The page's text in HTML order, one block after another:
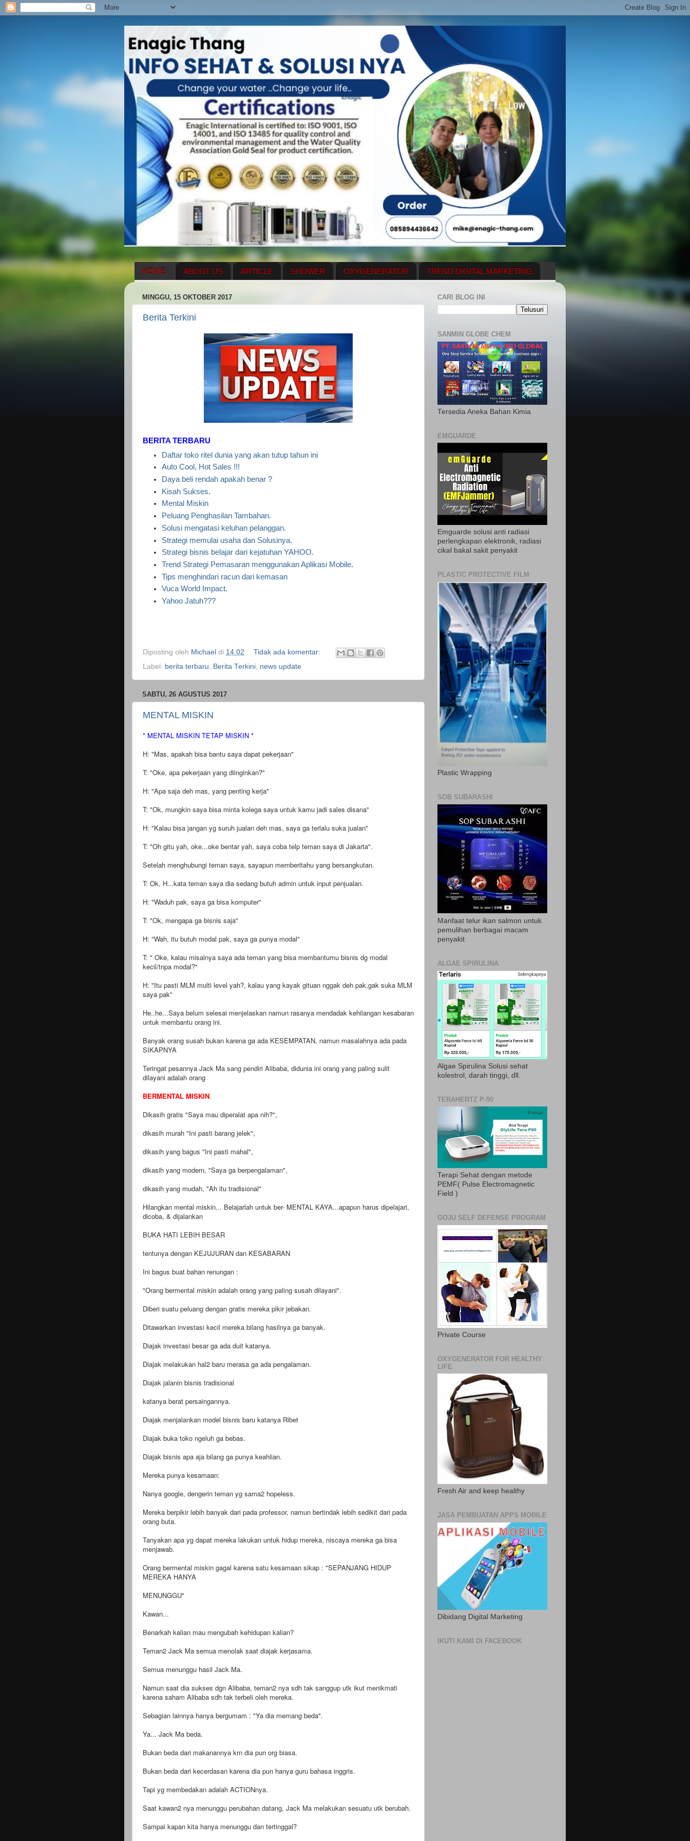
HOME ABOUT US ARTICLE SHOWER OXYGENERATOR TREND DIGITAL MARKETING
ENAGIC COMPENSATION PLAN MENUS
MINGGU, 15 OKTOBER 2017
Berita Terkini
BERITA TERBARU
Daftar toko ritel dunia yang akan tutup tahun ini
Auto Cool, Hot Sales !!!
Daya beli rendah apakah benar ?
Kisah Sukses.
Mental Miskin
Peluang Penghasilan Tambahan.
Solusi mengatasi keluhan pelanggan.
Strategi memulai usaha dan Solusinya.
Strategi bisnis belajar dari kejatuhan YAHOO.
Trend Strategi Pemasaran menggunakan Aplikasi Mobile.
Tips menghindari racun dari kemasan
Vuca World Impact.
Yahoo Jatuh???
Diposting oleh Michael di 14.02
Tidak ada komentar:
Label: berita terbaru, Berita Terkini, news update
SABTU, 26 AGUSTUS 2017
MENTAL MISKIN
* MENTAL MISKIN TETAP MISKIN *
H: "Mas, apakah bisa bantu saya dapat pekerjaan"
T: "Oke, apa pekerjaan yang diinginkan?"
H: "Apa saja deh mas, yang penting kerja"
T: "Ok, mungkin saya bisa minta kolega saya untuk kamu jadi sales disana"
H: "Kalau bisa jangan yg suruh jualan deh mas, saya ga terlalu suka jualan"
T: "Oh gitu yah, oke...oke bentar yah, saya coba telp teman saya di Jakarta".
Setelah menghubungi teman saya, sayapun memberitahu yang bersangkutan.
T: Ok, H...kata teman saya dia sedang butuh admin untuk input penjualan.
H: "Waduh pak, saya ga bisa komputer"
T: "Ok, mengapa ga bisnis saja"
H: "Wah, itu butuh modal pak, saya ga punya modal"
T: " Oke, kalau misalnya saya ada teman yang bisa membantumu bisnis dg modal
kecil/tnpa modal?"
H: "Itu pasti MLM multi level yah?, kalau yang kayak gituan nggak deh pak,gak suka MLM
saya pak"
He..he...Saya belum selesai menjelaskan namun rasanya mendadak kehilangan kesabaran
untuk membantu orang ini.
Banyak orang susah bukan karena ga ada KESEMPATAN, namun masalahnya ada pada
SIKAPNYA
Teringat pesannya Jack Ma sang pendiri Alibaba, didunia ini orang yang paling sulit
dilayani adalah orang
BERMENTAL MISKIN.
Dikasih gratis "Saya mau diperalat apa nih?",
dikasih murah "Ini pasti barang jelek",
dikasih yang bagus "Ini pasti mahal",
dikasih yang modern, "Saya ga berpengalaman",
dikasih yang mudah, "Ah itu tradisional"
Hilangkan mental miskin... Belajarlah untuk ber- MENTAL KAYA...apapun harus dipelajari,
dicoba, & dijalankan
BUKA HATI LEBIH BESAR
tentunya dengan KEJUJURAN dan KESABARAN
Ini bagus buat bahan renungan :
"Orang bermental miskin adalah orang yang paling susah dilayani".
Diberi suatu peluang dengan gratis mereka pikir jebakan.
Ditawarkan investasi kecil mereka bilang hasilnya ga banyak.
Diajak investasi besar ga ada duit katanya.
Diajak melakukan hal2 baru merasa ga ada pengalaman.
Diajak jalanin bisnis tradisional
katanya berat persaingannya.
Diajak menjalankan model bisnis baru katanya Ribet
Diajak buka toko ngeluh ga bebas.
Diajak bisnis apa aja bilang ga punya keahlian.
Mereka punya kesamaan:
Nanya google, dengerin teman yg sama2 hopeless.
Mereka berpikir lebih banyak dari pada professor, namun bertindak lebih sedikit dari pada
orang buta.
Tanyakan apa yg dapat mereka lakukan untuk hidup mereka, niscaya mereka ga bisa
menjawab.
Orang bermental miskin gagal karena satu kesamaan sikap : "SEPANJANG HIDUP
MEREKA HANYA
MENUNGGU"
Kawan...
Benarkah kalian mau mengubah kehidupan kalian?
Teman2 Jack Ma semua menolak saat diajak kerjasama.
Semua menunggu hasil Jack Ma.
Namun saat dia sukses dgn Alibaba, teman2 nya sdh tak sanggup utk ikut menikmati
karena saham Alibaba sdh tak terbeli oleh mereka.
Sebagian lainnya hanya bergumam : "Ya dia memang beda".
Ya... Jack Ma beda.
Bukan beda dari makanannya krn dia pun org biasa.
Bukan beda dari kecerdasan karena dia pun hanya guru bahasa inggris.
Tapi yg membedakan adalah ACTIONnya.
Saat kawan2 nya menunggu perubahan datang, Jack Ma melakukan sesuatu utk berubah.
Sampai kapan kita hanya menunggu dan tertinggal?
CARI BLOG INI
SANMIN GLOBE CHEM
Tersedia Aneka Bahan Kimia
EMGUARDE
Emguarde solusi anti radiasi
perlengkapan elektronik, radiasi
cikal bakal sakit penyakit
PLASTIC PROTECTIVE FILM
Plastic Wrapping
SOB SUBARASHI
Manfaat telur ikan salmon untuk
pemulihan berbagai macam
penyakit
ALGAE SPIRULINA
Algae Spirulina Solusi sehat
kolestrol, darah tinggi, dll.
TERAHERTZ P-90
Terapi Sehat dengan metode
PEMF( Pulse Electromagnetic
Field )
GOJU SELF DEFENSE PROGRAM
Private Course
OXYGENERATOR FOR HEALTHY
LIFE
Fresh Air and keep healthy
JASA PEMBUATAN APPS MOBILE
Dibidang Digital Marketing
IKUTI KAMI DI FACEBOOK